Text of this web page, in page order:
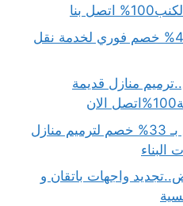
دينا نقل عفش بالرياض بـ45% خصم فوري لخدمة نقل
منازل قديمة
افضل مقاول ترميم الرياض بـ 33% خصم لترميم منازل
البناء
واجهات باتقان و